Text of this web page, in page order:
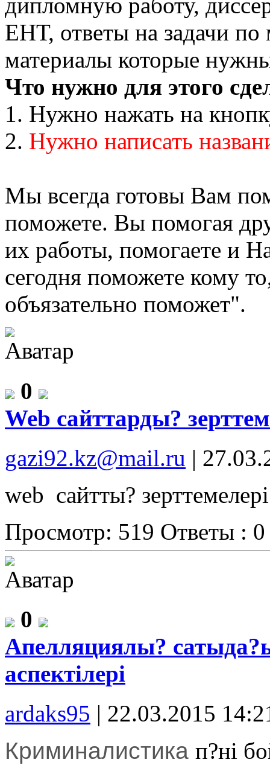
дипломную работу,
ЕНТ, ответы на задачи по
материалы которые
Что нужно для этого
1. Нужно нажать на
2. Нужно написать
Мы всегда готовы Вам
поможете. Вы помогая
их работы, помогаете и
сегодня поможете кому
объязательно поможет".
0
Web сайттарды?
gazi92.kz@mail.ru |
web сайтты? зерттемелері
Просмотр: 519 Ответы : 0
0
Апелляциялы?
аспектілері
ardaks95 | 22.03.2015
Криминалистика п?ні